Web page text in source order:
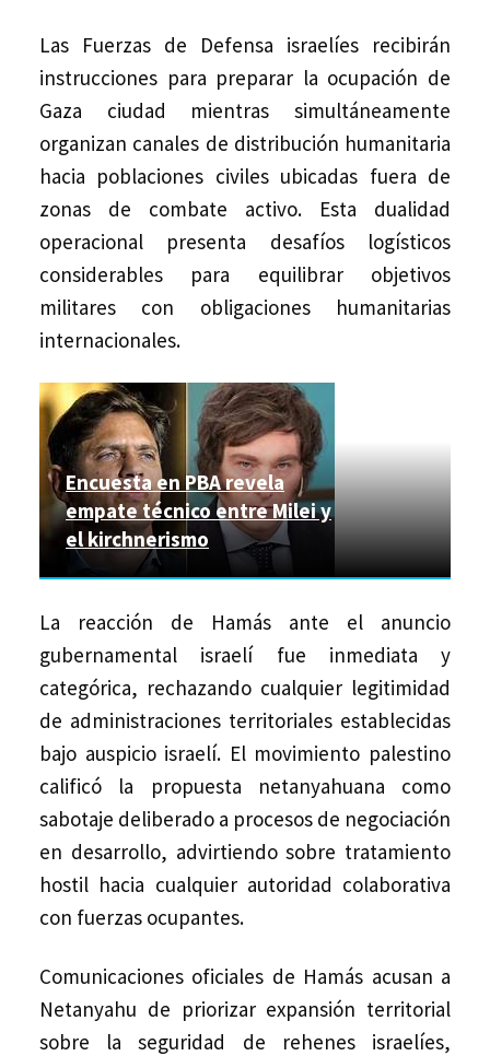
Las Fuerzas de Defensa israelíes recibirán
instrucciones para preparar la ocupación de
Gaza ciudad mientras simultáneamente
organizan canales de distribución humanitaria
hacia poblaciones civiles ubicadas fuera de
zonas de combate activo. Esta dualidad
operacional presenta desafíos logísticos
considerables para equilibrar objetivos
militares con obligaciones humanitarias
internacionales.
Encuesta en PBA revela
empate técnico entre Milei y
el kirchnerismo
La reacción de Hamás ante el anuncio
gubernamental israelí fue inmediata y
categórica, rechazando cualquier legitimidad
de administraciones territoriales establecidas
bajo auspicio israelí. El movimiento palestino
calificó la propuesta netanyahuana como
sabotaje deliberado a procesos de negociación
en desarrollo, advirtiendo sobre tratamiento
hostil hacia cualquier autoridad colaborativa
con fuerzas ocupantes.
Comunicaciones oficiales de Hamás acusan a
Netanyahu de priorizar expansión territorial
sobre la seguridad de rehenes israelíes,